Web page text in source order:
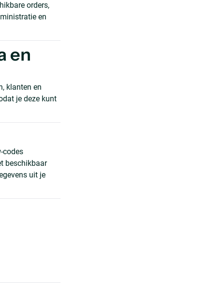
orders,
en
en
klanten en
je deze kunt
codes
beschikbaar
uit je